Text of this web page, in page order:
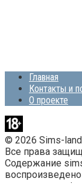
Главная
Контакты и
О проекте
© 2026 Sims-
Все права
Содержание